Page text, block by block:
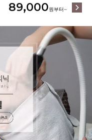
89,000